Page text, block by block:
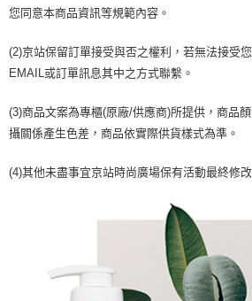
恩沛科技股份有限公司將有權停止該用戶之使用
您同意本商品資訊等規範內容。
(2)京站保留訂單接受與否之權利，若無法接受
EMAIL或訂單訊息其中之方式聯繫。
(3)商品文案為專櫃(原廠/供應商)所提供，商品
攝關係產生色差，商品依實際供貨樣式為準。
(4)其他未盡事宜京站時尚廣場保有活動最終修